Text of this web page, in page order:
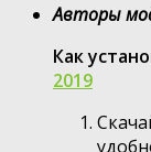
Авторы
Как
2019